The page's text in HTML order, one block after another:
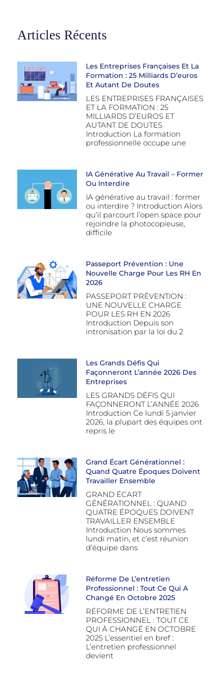
Articles Récents
Les Entreprises Françaises Et La
Formation : 25 Milliards D’euros
Et Autant De Doutes
LES ENTREPRISES FRANÇAISES
ET LA FORMATION : 25
MILLIARDS D’EUROS ET
AUTANT DE DOUTES
Introduction La formation
professionnelle occupe une
IA Générative Au Travail – Former
Ou Interdire
IA générative au travail : former
ou interdire ? Introduction Alors
qu’il parcourt l’open space pour
rejoindre la photocopieuse,
difficile
Passeport Prévention : Une
Nouvelle Charge Pour Les RH En
2026
PASSEPORT PRÉVENTION :
UNE NOUVELLE CHARGE
POUR LES RH EN 2026
Introduction Depuis son
intronisation par la loi du 2
Les Grands Défis Qui
Façonneront L’année 2026 Des
Entreprises
LES GRANDS DÉFIS QUI
FAÇONNERONT L’ANNÉE 2026
Introduction Ce lundi 5 janvier
2026, la plupart des équipes ont
repris le
Grand Écart Générationnel :
Quand Quatre Époques Doivent
Travailler Ensemble
GRAND ÉCART
GÉNÉRATIONNEL : QUAND
QUATRE ÉPOQUES DOIVENT
TRAVAILLER ENSEMBLE
Introduction Nous sommes
lundi matin, et c’est réunion
d’équipe dans
Réforme De L’entretien
Professionnel : Tout Ce Qui A
Changé En Octobre 2025
RÉFORME DE L’ENTRETIEN
PROFESSIONNEL : TOUT CE
QUI À CHANGÉ EN OCTOBRE
2025 L’essentiel en bref :
L’entretien professionnel
devient